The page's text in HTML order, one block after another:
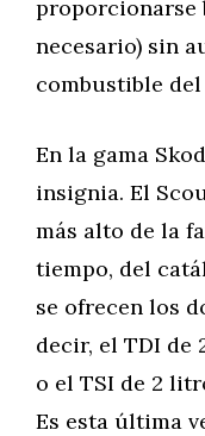
proporcionarse
necesario) sin
combustible
En la gama
insignia. El
más alto de la
tiempo, del
se ofrecen los
decir, el TDI de
o el TSI de 2
Es esta última